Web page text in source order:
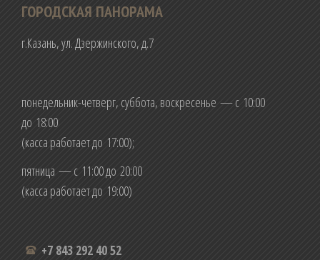
ГОРОДСКАЯ ПАНОРАМА
г.Казань, ул. Дзержинского, д.7
понедельник-четверг, суббота, воскресенье — с 10:00
до 18:00
(касса работает до 17:00);
пятница — с 11:00 до 20:00
(касса работает до 19:00)
+7 843 292 40 52